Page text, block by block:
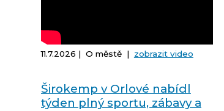
11.7.2026 | O městě | zobrazit video
Širokemp v Orlové nabídl
týden plný sportu, zábavy a